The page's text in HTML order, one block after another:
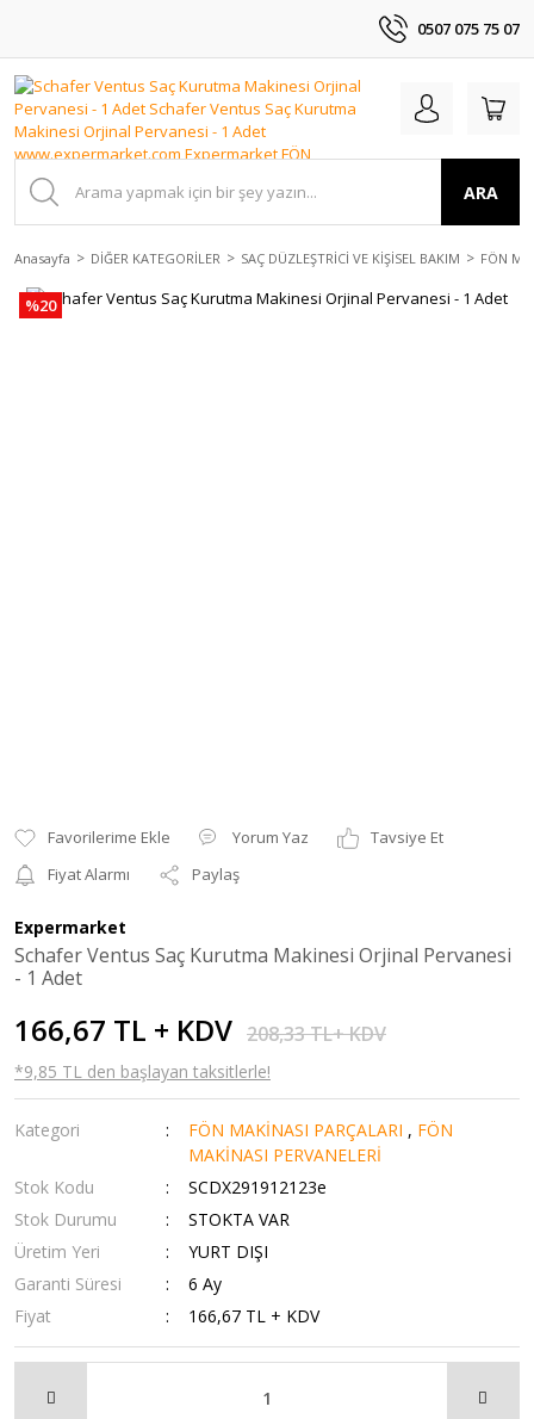
0507 075 75 07
ARA
Anasayfa DİĞER KATEGORİLER SAÇ DÜZLEŞTRİCİ VE KİŞİSEL BAKIM FÖN
%20
Yorum Yaz
Tavsiye Et
Fiyat Alarmı
Paylaş
Expermarket
Schafer Ventus Saç Kurutma Makinesi Orjinal Pervanesi
- 1 Adet
166,67 TL + KDV 208,33 TL+ KDV
*9,85 TL den başlayan taksitlerle!
Kategori FÖN MAKİNASI PARÇALARI , FÖN
MAKİNASI PERVANELERİ
Stok Kodu
SCDX291912123e
Stok Durumu
STOKTA VAR
Üretim Yeri
YURT DIŞI
Garanti Süresi
6 Ay
Fiyat
166,67 TL + KDV